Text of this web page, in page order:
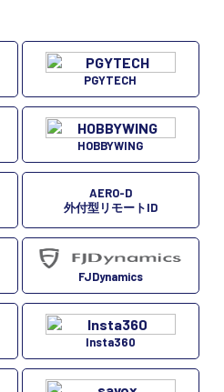
PGYTECH
HOBBYWING
AERO-D
外付型リモートID
FJDynamics
Insta360